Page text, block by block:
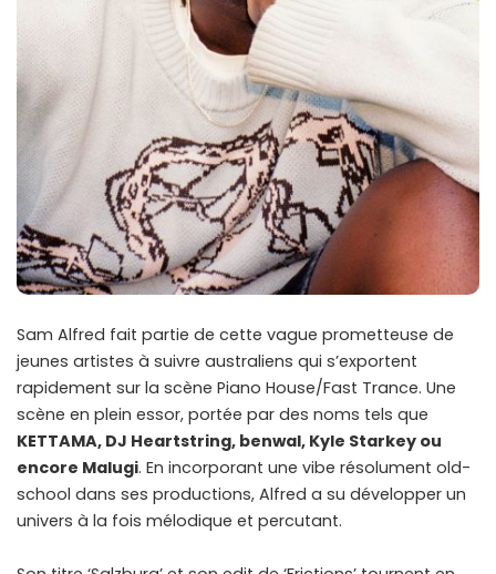
Sam Alfred fait partie de cette vague prometteuse de
jeunes artistes à suivre australiens qui s’exportent
rapidement sur la scène Piano House/Fast Trance. Une
scène en plein essor, portée par des noms tels que
KETTAMA, DJ Heartstring, benwal, Kyle Starkey ou
encore Malugi. En incorporant une vibe résolument old-
school dans ses productions, Alfred a su développer un
univers à la fois mélodique et percutant.